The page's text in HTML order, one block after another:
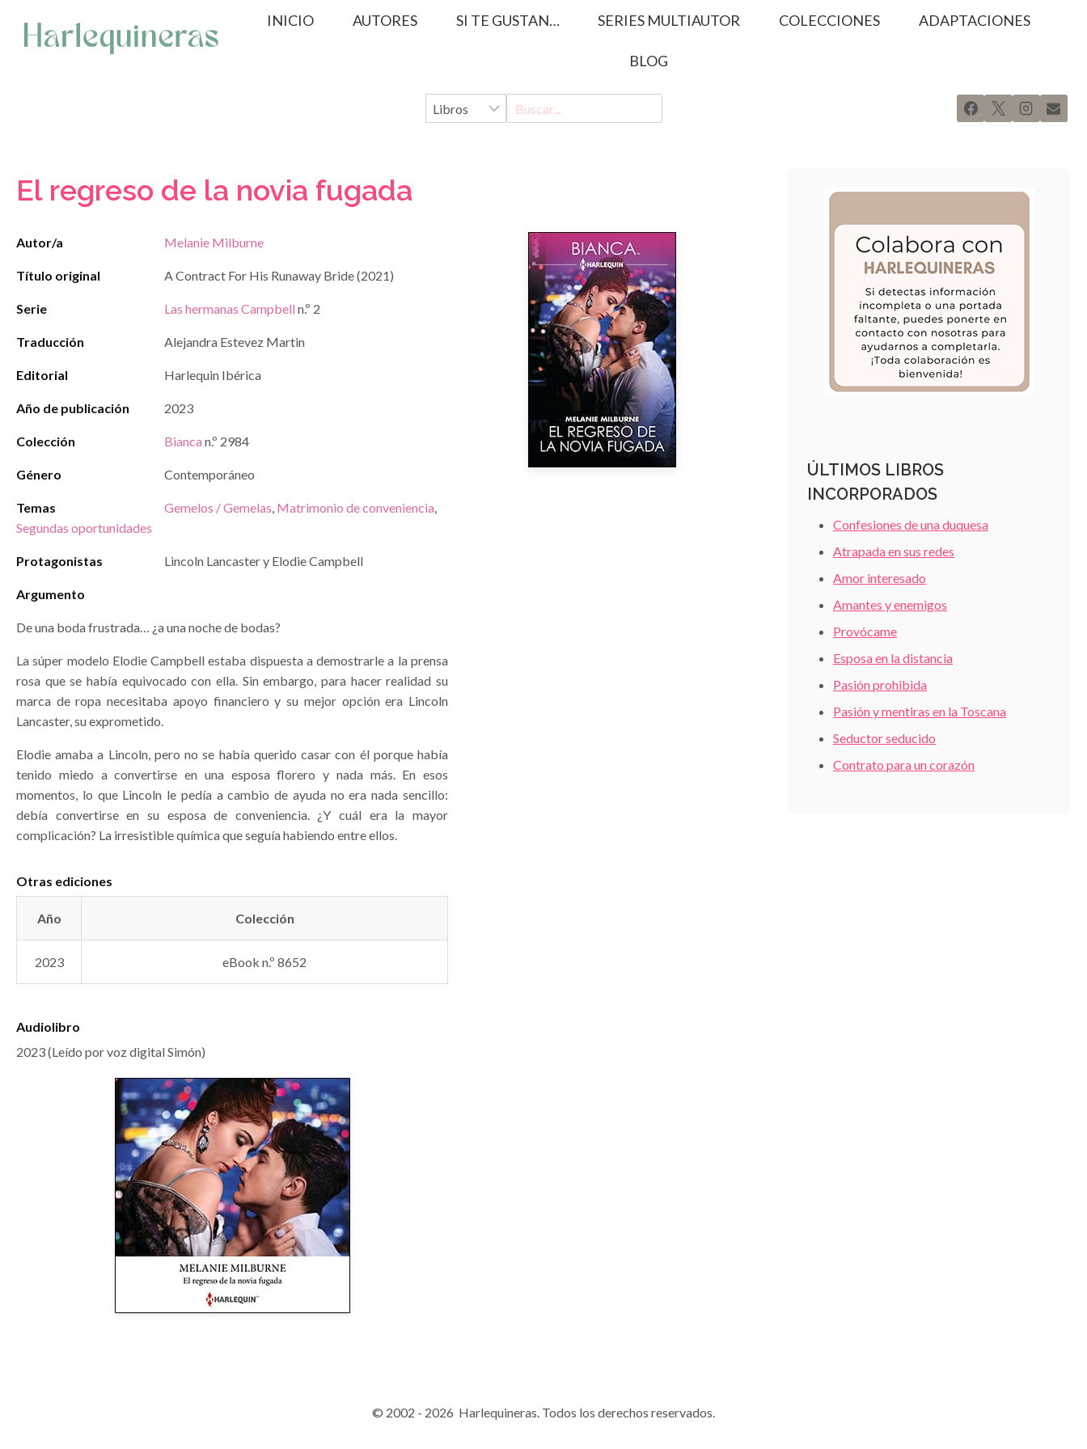
contenido
INICIO AUTORES SI TE GUSTAN… SERIES MULTIAUTOR COLECCIONES ADAPTACIONES
BLOG
El regreso de la novia fugada
Autor/a Melanie Milburne
Título original A Contract For His Runaway Bride (2021)
Serie Las hermanas Campbell n.º 2
Traducción Alejandra Estevez Martin
Editorial Harlequin Ibérica
Año de publicación 2023
Colección Bianca n.º 2984
Género Contemporáneo
Temas Gemelos / Gemelas, Matrimonio de conveniencia,
Segundas oportunidades
Protagonistas Lincoln Lancaster y Elodie Campbell
Argumento
De una boda frustrada… ¿a una noche de bodas?
La súper modelo Elodie Campbell estaba dispuesta a demostrarle a la prensa
rosa que se había equivocado con ella. Sin embargo, para hacer realidad su
marca de ropa necesitaba apoyo financiero y su mejor opción era Lincoln
Lancaster, su exprometido.
Elodie amaba a Lincoln, pero no se había querido casar con él porque había
tenido miedo a convertirse en una esposa florero y nada más. En esos
momentos, lo que Lincoln le pedía a cambio de ayuda no era nada sencillo:
debía convertirse en su esposa de conveniencia. ¿Y cuál era la mayor
complicación? La irresistible química que seguía habiendo entre ellos.
Otras ediciones
Año Colección
2023 eBook n.º 8652
Audiolibro
2023 (Leído por voz digital Simón)
ÚLTIMOS LIBROS
INCORPORADOS
Confesiones de una duquesa
Atrapada en sus redes
Amor interesado
Amantes y enemigos
Provócame
Esposa en la distancia
Pasión prohibida
Pasión y mentiras en la Toscana
Seductor seducido
Contrato para un corazón
© 2002 - 2026 Harlequineras. Todos los derechos reservados.